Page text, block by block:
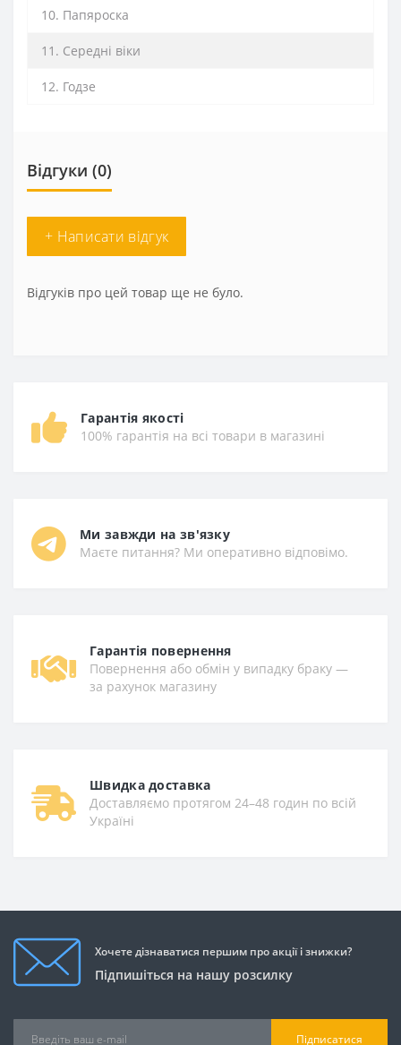
10. Папяроска
11. Середні віки
12. Годзе
Відгуки (0)
+ Написати відгук
Відгуків про цей товар ще не було.
Гарантія якості
100% гарантія на всі товари в магазині
Ми завжди на зв'язку
Маєте питання? Ми оперативно відповімо.
Гарантiя повернення
Повернення або обмін у випадку браку —
за рахунок магазину
Швидка доставка
Доставляємо протягом 24–48 годин по всій
Україні
Хочете дізнаватися першим про акції і знижки?
Підпишіться на нашу розсилку
Підписатися